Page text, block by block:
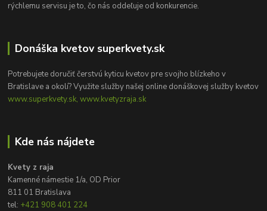
rýchlemu servisu je to, čo nás oddeľuje od konkurencie.
Donáška kvetov superkvety.sk
Potrebujete doručiť čerstvú kyticu kvetov pre svojho blízkeho v
Bratislave a okolí? Využite služby našej online donáškovej služby kvetov
www.superkvety.sk, www.kvetyzraja.sk
Kde nás nájdete
Kvety z raja
Kamenné námestie 1/a, OD Prior
811 01 Bratislava
tel: +421 908 401 224